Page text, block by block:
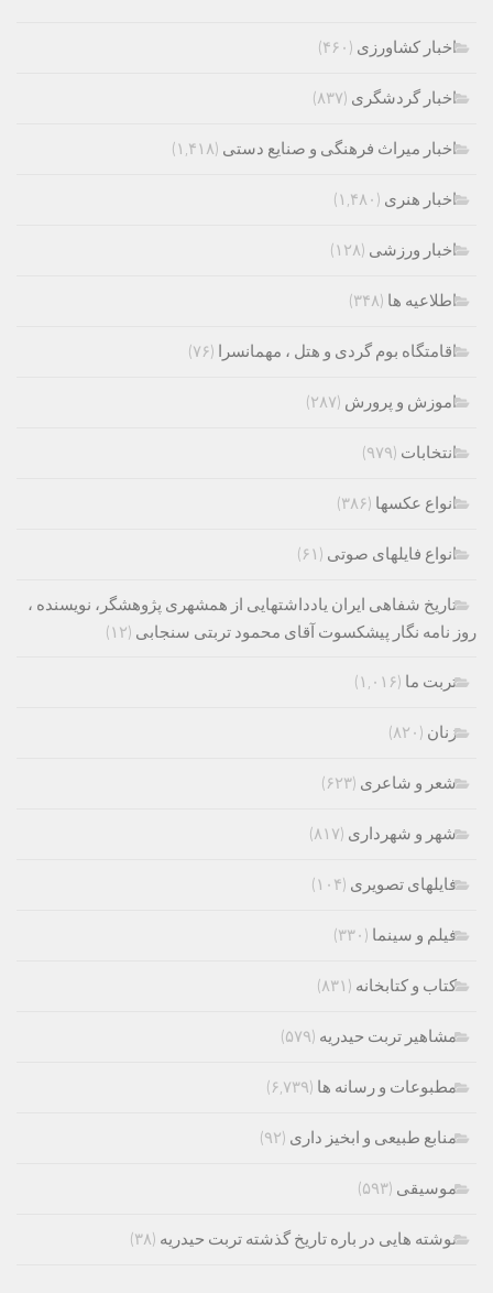
اخبار کشاورزی (۴۶۰)
اخبار گردشگری (۸۳۷)
اخبار میراث فرهنگی و صنایع دستی (۱,۴۱۸)
اخبار هنری (۱,۴۸۰)
اخبار ورزشی (۱۲۸)
اطلاعیه ها (۳۴۸)
اقامتگاه بوم گردی و هتل ، مهمانسرا (۷۶)
اموزش و پرورش (۲۸۷)
انتخابات (۹۷۹)
انواع عکسها (۳۸۶)
انواع فایلهای صوتی (۶۱)
تاریخ شفاهی ایران یادداشتهایی از همشهری پژوهشگر، نویسنده ،
روز نامه نگار پیشکسوت آقای محمود تربتی سنجابی (۱۲)
تربت ما (۱,۰۱۶)
زنان (۸۲۰)
شعر و شاعری (۶۲۳)
شهر و شهرداری (۸۱۷)
فایلهای تصویری (۱۰۴)
فیلم و سینما (۳۳۰)
کتاب و کتابخانه (۸۳۱)
مشاهیر تربت حیدریه (۵۷۹)
مطبوعات و رسانه ها (۶,۷۳۹)
منابع طبیعی و ابخیز داری (۹۲)
موسیقی (۵۹۳)
نوشته هایی در باره تاریخ گذشته تربت حیدریه (۳۸)